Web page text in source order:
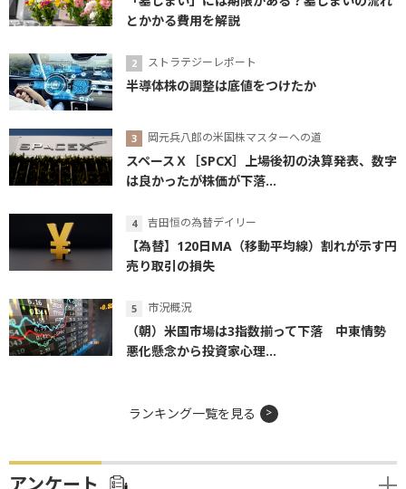
とかかる費用を解説
ストラテジーレポート
半導体株の調整は底値をつけたか
岡元兵八郎の米国株マスターへの道
スペースＸ［SPCX］上場後初の決算発表、数字
は良かったが株価が下落...
吉田恒の為替デイリー
【為替】120日MA（移動平均線）割れが示す円
売り取引の損失
市況概況
（朝）米国市場は3指数揃って下落 中東情勢
悪化懸念から投資家心理...
ランキング一覧を見る
アンケート